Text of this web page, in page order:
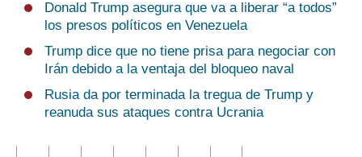
Donald Trump asegura que va a liberar “a todos”
los presos políticos en Venezuela
Trump dice que no tiene prisa para negociar con
Irán debido a la ventaja del bloqueo naval
Rusia da por terminada la tregua de Trump y
reanuda sus ataques contra Ucrania